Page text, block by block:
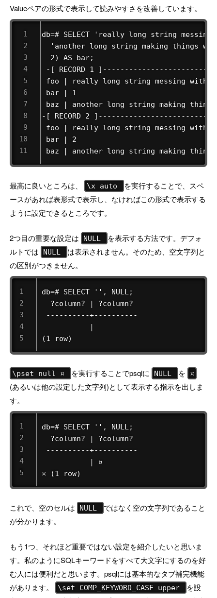
Valueペアの形式で表示して読みやすさを改善しています。
db=# SELECT 'really long string
'another long string making things
  2) AS bar;
-[ RECORD 1
foo | really long string messing with
bar | 1
baz | another long string making
-[ RECORD 2
foo | really long string messing with
bar | 2
baz | another long string making
最高に良いところは、 \x auto
を実行することで、スペ
ースがあれば表形式で表示し、なければこの形式で表示する
ように設定できるところです。
2つ目の重要な設定は NULL
を表示する方法です。デフォ
ルトでは
NULL
は表示されません。そのため、空文字列と
の区別がつきません。
db=# SELECT '', NULL;
  ?column? | ?column?
----------+----------
           |
(1 row)
\pset null ¤ を実行することでpsqlに NULL を ¤
(あるいは他の設定した文字列)として表示する指示を出しま
す。
db=# SELECT '', NULL;
  ?column? | ?column?
----------+----------
           | ¤
¤ (1 row)
これで、空のセルは NULL
ではなく空の文字列であること
が分かります。
もう1つ、それほど重要ではない設定を紹介したいと思いま
す。私のようにSQLキーワードをすべて大文字にするのを好
む人には便利だと思います。psqlには基本的なタブ補完機能
があります。
\set COMP_KEYWORD_CASE upper
を設